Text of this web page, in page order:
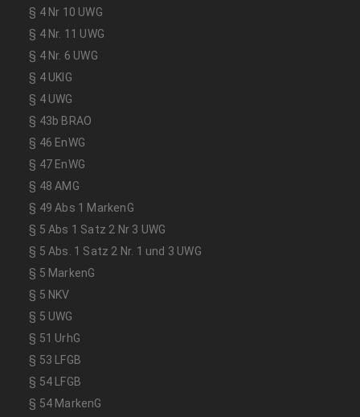
§ 4 Nr 10 UWG
§ 4 Nr. 11 UWG
§ 4 Nr. 6 UWG
§ 4 UKlG
§ 4 UWG
§ 43b BRAO
§ 46 EnWG
§ 47 EnWG
§ 48 AMG
§ 49 Abs 1 MarkenG
§ 5 Abs 1 Satz 2 Nr 3 UWG
§ 5 Abs. 1 Satz 2 Nr. 1 und 3 UWG
§ 5 MarkenG
§ 5 NKV
§ 5 UWG
§ 51 UrhG
§ 53 LFGB
§ 54 LFGB
§ 54 MarkenG